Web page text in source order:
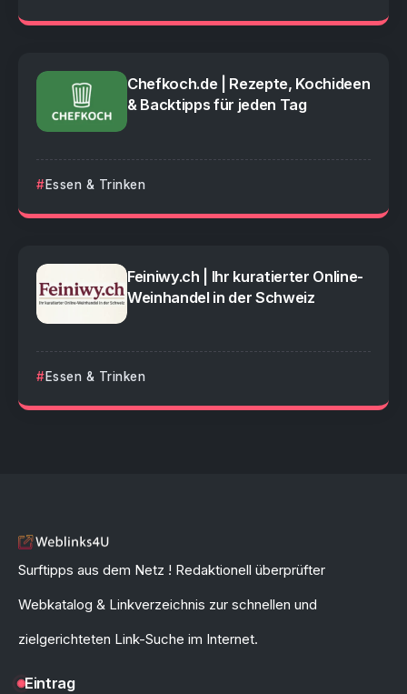
Chefkoch.de | Rezepte, Kochideen
& Backtipps für jeden Tag
Essen & Trinken
Feiniwy.ch | Ihr kuratierter Online-
Weinhandel in der Schweiz
Essen & Trinken
Surftipps aus dem Netz ! Redaktionell überprüfter
Webkatalog & Linkverzeichnis zur schnellen und
zielgerichteten Link-Suche im Internet.
Eintrag